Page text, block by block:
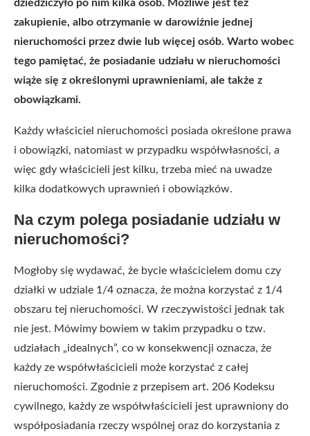
dziedziczyło po nim kilka osób. Możliwe jest też
zakupienie, albo otrzymanie w darowiźnie jednej
nieruchomości przez dwie lub więcej osób. Warto wobec
tego pamiętać, że posiadanie udziału w nieruchomości
wiąże się z określonymi uprawnieniami, ale także z
obowiązkami.
Każdy właściciel nieruchomości posiada określone prawa
i obowiązki, natomiast w przypadku współwłasności, a
więc gdy właścicieli jest kilku, trzeba mieć na uwadze
kilka dodatkowych uprawnień i obowiązków.
Na czym polega posiadanie udziału w
nieruchomości?
Mogłoby się wydawać, że bycie właścicielem domu czy
działki w udziale 1/4 oznacza, że można korzystać z 1/4
obszaru tej nieruchomości. W rzeczywistości jednak tak
nie jest. Mówimy bowiem w takim przypadku o tzw.
udziałach „idealnych”, co w konsekwencji oznacza, że
każdy ze współwłaścicieli może korzystać z całej
nieruchomości. Zgodnie z przepisem art. 206 Kodeksu
cywilnego, każdy ze współwłaścicieli jest uprawniony do
współposiadania rzeczy wspólnej oraz do korzystania z